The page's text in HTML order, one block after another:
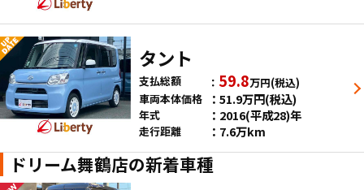
タント
支払総額 59.8万円(税込)
車両本体価格
51.9万円(税込)
年式 2016(平成28)年
走行距離 7.6万km
ドリーム舞鶴店の新着車種